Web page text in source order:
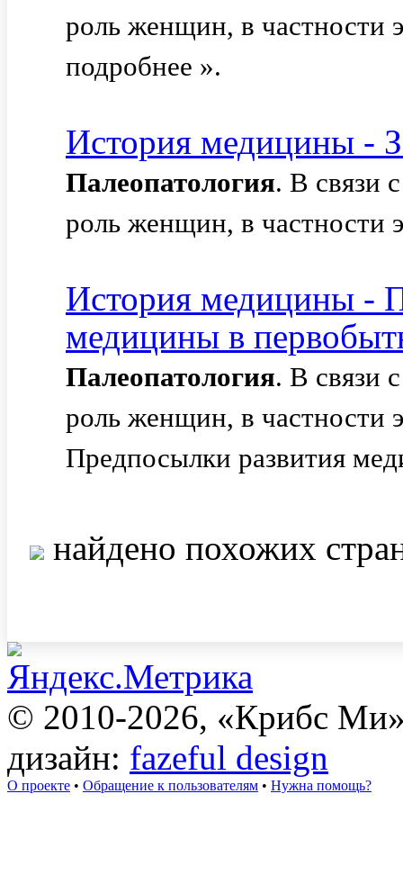
роль женщин, в частности
подробнее ».
История медицины -
Палеопатология. В связи
роль женщин, в частности
История медицины -
медицины в
Палеопатология. В связи
роль женщин, в частности
Предпосылки развития
найдено похожих
© 2010-2026, «Крибс
дизайн: fazeful design
О проекте • Обращение к пользователям • Нужна помощь?